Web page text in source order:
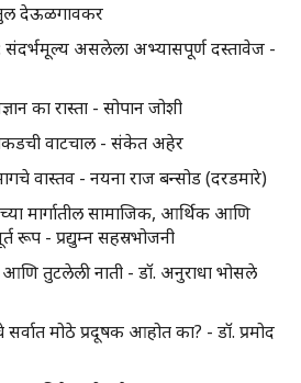
देऊळगावकर
: संदर्भमूल्य असलेला अभ्यासपूर्ण दस्तावेज -
का रास्ता - सोपान जोशी
वाटचाल - संकेत अहेर
वास्तव - नयना राज बन्सोड (दरडमारे)
मार्गातील सामाजिक, आर्थिक आणि
रूप - प्रद्युम्न सहस्रभोजनी
आणि तुटलेली नाती - डॉ. अनुराधा भोसले
मोठे प्रदूषक आहोत का? - डॉ. प्रमोद